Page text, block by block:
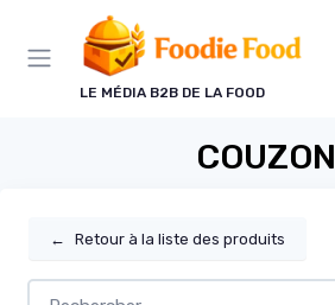
LE MÉDIA B2B DE LA FOOD
COUZON
← Retour à la liste des produits
Panneau de gestion des cookies